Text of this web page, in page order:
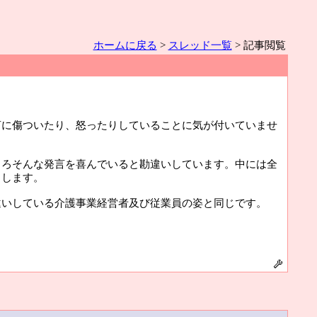
ホームに戻る > スレッド一覧> 記事閲覧
傷ついたり、怒ったりしていることに気が付いていませ
そんな発言を喜んでいると勘違いしています。中には全
ます。
ている介護事業経営者及び従業員の姿と同じです。